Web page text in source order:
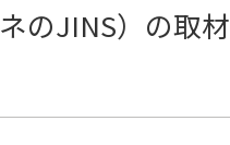
のJINS）の取材